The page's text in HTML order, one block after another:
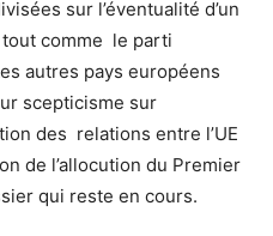
sur l’éventualité d’un
comme le parti
autres pays européens
scepticisme sur
des relations entre l’UE
de l’allocution du Premier
qui reste en cours.